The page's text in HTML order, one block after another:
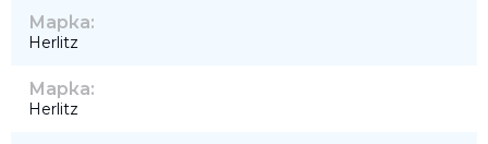
Марка:
Herlitz
Марка:
Herlitz